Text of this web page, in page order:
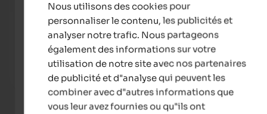
Granpanorama Hotel Sambergerhof
Holidays at a heavenly altitude of 1500 metres and with
54 kilometres Dolomites view, the ideal place to explore
South Tyrol!
To the hotel
Nous utilisons des cookies pour
personnaliser le contenu, les publicités et
analyser notre trafic. Nous partageons
également des informations sur votre
utilisation de notre site avec nos partenaires
de publicité et d"analyse qui peuvent les
combiner avec d"autres informations que
vous leur avez fournies ou qu"ils ont